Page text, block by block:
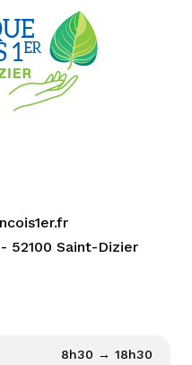
52100 Saint-Dizier
8h30 → 18h30